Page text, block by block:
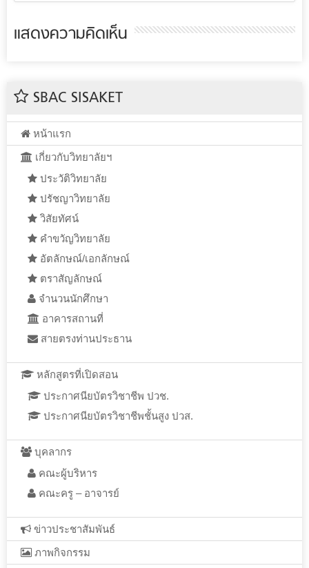
แสดงความคิดเห็น
SBAC SISAKET
หน้าแรก
เกี่ยวกับวิทยาลัยฯ
ประวัติวิทยาลัย
ปรัชญาวิทยาลัย
วิสัยทัศน์
คำขวัญวิทยาลัย
อัตลักษณ์/เอกลักษณ์
ตราสัญลักษณ์
จำนวนนักศึกษา
อาคารสถานที่
สายตรงท่านประธาน
หลักสูตรที่เปิดสอน
ประกาศนียบัตรวิชาชีพ ปวช.
ประกาศนียบัตรวิชาชีพชั้นสูง ปวส.
บุคลากร
คณะผู้บริหาร
คณะครู – อาจารย์
ข่าวประชาสัมพันธ์
ภาพกิจกรรม